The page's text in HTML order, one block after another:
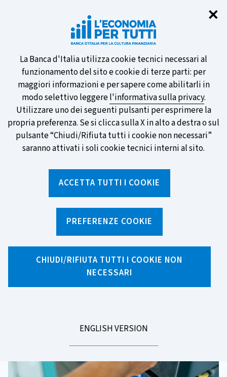
✕
Informativa
sui
cookie
La Banca d'Italia utilizza cookie tecnici necessari al
funzionamento del sito e cookie di terze parti: per
maggiori informazioni e per sapere come abilitarli in
modo selettivo leggerel'informativa sulla privacy.
Utilizzare uno dei seguenti pulsanti per esprimere la
propria preferenza. Se si clicca sulla X in alto a destra o sul
pulsante “Chiudi/Rifiuta tutti i cookie non necessari”
saranno attivati i soli cookie tecnici interni al sito.
ACCETTA TUTTI I COOKIE
PREFERENZE COOKIE
CHIUDI/RIFIUTA TUTTI I COOKIE NON
NECESSARI
GO
ENGLISH VERSION
Partecipa al sondaggio della BCE
sulle nuove banconote e vota la tua
preferita!
SCOPRI DI PIÙ
Homepage